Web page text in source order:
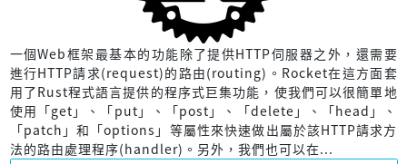
一個Web框架最基本的功能除了提供HTTP伺服器之外，還需要
進行HTTP請求(request)的路由(routing)。Rocket在這方面套
用了Rust程式語言提供的程序式巨集功能，使我們可以很簡單地
使用「get」、「put」、「post」、「delete」、「head」、
「patch」和「options」等屬性來快速做出屬於該HTTP請求方
法的路由處理程序(handler)。另外，我們也可以在...